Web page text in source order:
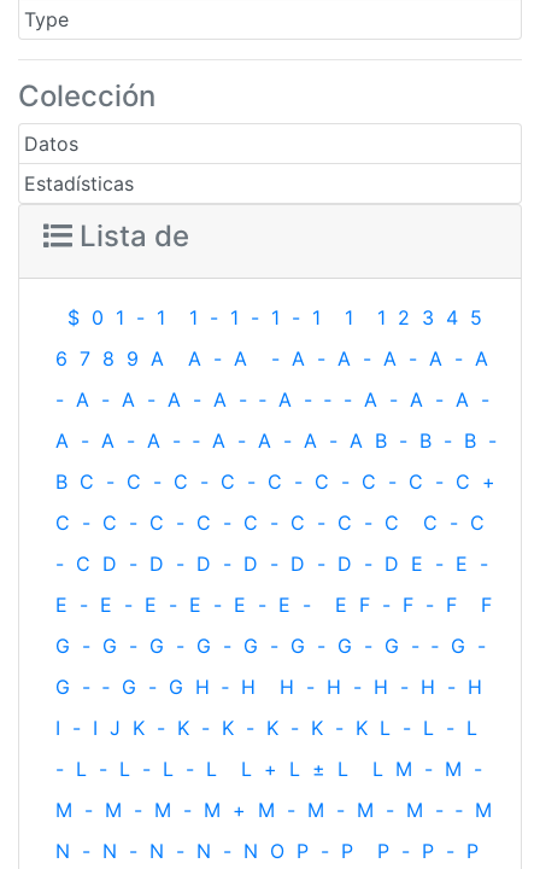
Type
Colección
Datos
Estadísticas
Lista de
$ 0 1 - 1 1 - 1 - 1 - 1 1 1 2 3 4 5
6 7 8 9 A A - A - A - A - A - A - A
- A - A - A - A - ‐ A - ‐ - A - A - A -
A - A - A - ‐ A - A - A - A B - B - B -
B C - C - C - C - C - C - C - C - C +
C - C - C - C - C - C - C - C C - C
- C D - D - D - D - D - D - D E - E -
E - E - E - E - E - E - E F - F - F
F
G - G - G - G - G - G - G - G - ‐ G -
G - ‐ G - G H ‐ H H - H - H - H - H
I - I J K - K - K - K - K - K L - L - L
- L - L - L - L L + L ± L L M - M -
M - M - M - M + M - M - M - M - ‐ M
N - N - N - N - N O P - P P - P - P